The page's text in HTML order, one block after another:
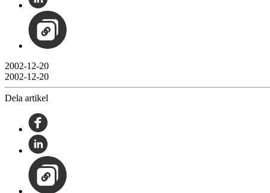
2002-12-20
2002-12-20
Dela artikel